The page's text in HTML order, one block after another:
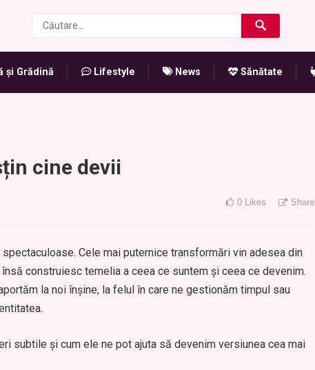
și Grădină Lifestyle News Sănătate
cine devii
0 Likes Share
Cele mai puternice transformări vin adesea din
construiesc temelia a ceea ce suntem și ceea ce devenim.
la noi înșine, la felul în care ne gestionăm timpul sau
subtile și cum ele ne pot ajuta să devenim versiunea cea mai